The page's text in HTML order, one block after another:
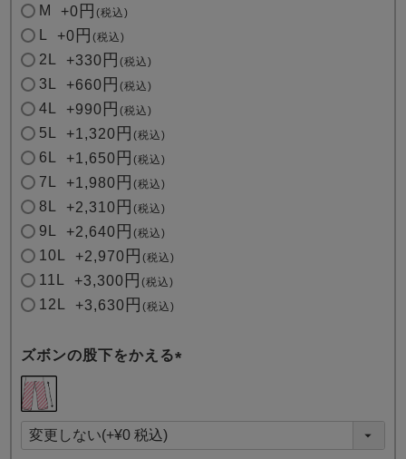
)
M +0 税込
+0 税込
2L +330 税込
3L +660 税込
4L +990 税込
5L +1,320 税込
6L +1,650 税込
7L +1,980 税込
8L +2,310 税込
9L +2,640 税込
10L +2,970 税込
11L +3,300 税込
12L +3,630 税込
ズボンの股下をかえる
須
)